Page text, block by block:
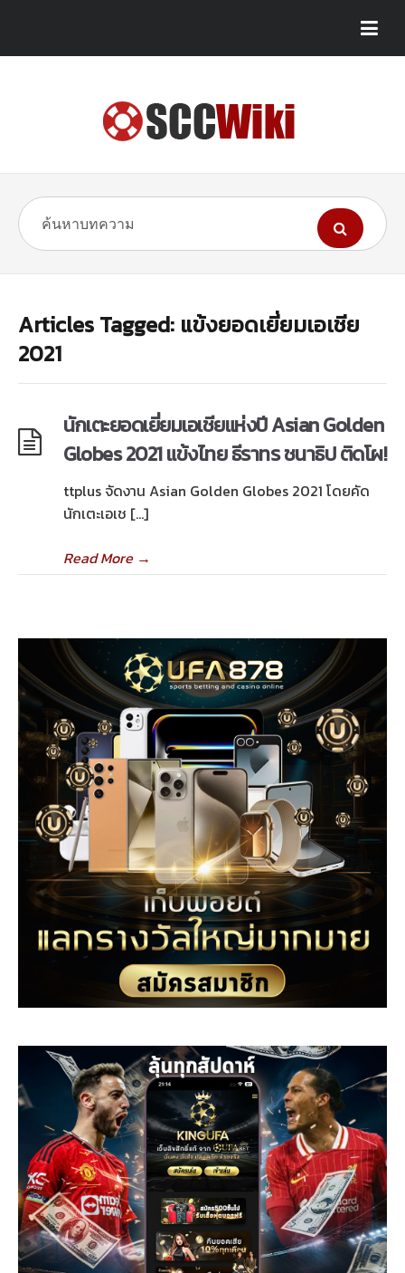
Articles Tagged: แข้งยอดเยี่ยมเอเชีย
2021
นักเตะยอดเยี่ยมเอเชียแห่งปี Asian Golden
Globes 2021 แข้งไทย ธีราทร ชนาธิป ติดโผ!
ttplus จัดงาน Asian Golden Globes 2021 โดยคัด
นักเตะเอเช […]
Read More→